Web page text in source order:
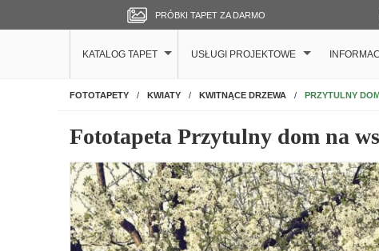
PRÓBKI TAPET ZA DARMO
KATALOG TAPET USŁUGI PROJEKTOWE
FOTOTAPETYNA ŚCIANĘ
KWIATY KWITNĄCE DRZEWA PRZYTULNY
Fototapeta Przytulny dom na